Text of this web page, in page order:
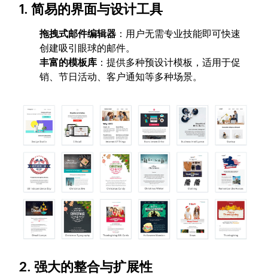
1. 简易的界面与设计工具
拖拽式邮件编辑器 ：用户无需专业技能即可快速
创建吸引眼球的邮件。
丰富的模板库 ：提供多种预设计模板，适用于促
销、节日活动、客户通知等多种场景。
2. 强大的整合与扩展性